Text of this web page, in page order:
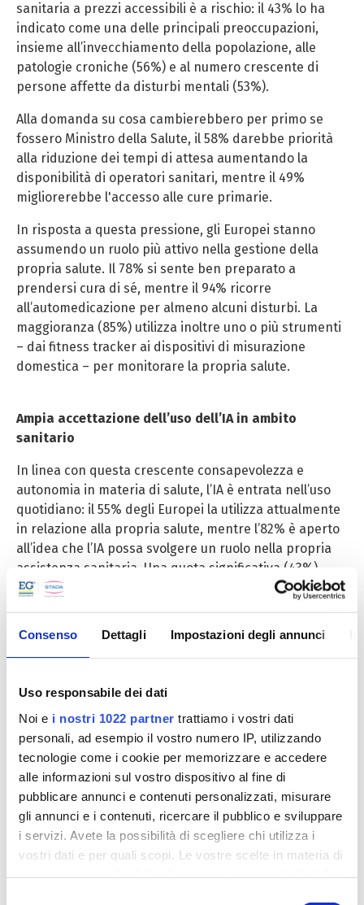
Consenso Dettagli Impostazioni degli annunci
Uso responsabile dei dati
Noi e i nostri 1022 partner trattiamo i vostri dati
personali, ad esempio il vostro numero IP, utilizzando
tecnologie come i cookie per memorizzare e accedere
alle informazioni sul vostro dispositivo al fine di
pubblicare annunci e contenuti personalizzati, misurare
gli annunci e i contenuti, ricercare il pubblico e sviluppare
i servizi. Avete la possibilità di scegliere chi utilizza i
vostri dati e per quali scopi. Le vostre scelte in materia di
sanitaria a prezzi accessibili è a rischio: il 43% lo ha
indicato come una delle principali preoccupazioni,
insieme all’invecchiamento della popolazione, alle
patologie croniche (56%) e al numero crescente di
persone affette da disturbi mentali (53%).
Alla domanda su cosa cambierebbero per primo se
fossero Ministro della Salute, il 58% darebbe priorità
alla riduzione dei tempi di attesa aumentando la
disponibilità di operatori sanitari, mentre il 49%
migliorerebbe l'accesso alle cure primarie.
In risposta a questa pressione, gli Europei stanno
assumendo un ruolo più attivo nella gestione della
propria salute. Il 78% si sente ben preparato a
prendersi cura di sé, mentre il 94% ricorre
all’automedicazione per almeno alcuni disturbi. La
maggioranza (85%) utilizza inoltre uno o più strumenti
– dai fitness tracker ai dispositivi di misurazione
domestica – per monitorare la propria salute.
Ampia accettazione dell’uso dell’IA in ambito
sanitario
In linea con questa crescente consapevolezza e
autonomia in materia di salute, l’IA è entrata nell’uso
quotidiano: il 55% degli Europei la utilizza attualmente
in relazione alla propria salute, mentre l’82% è aperto
all’idea che l’IA possa svolgere un ruolo nella propria
assistenza sanitaria. Una quota significativa (43%)
sarebbe persino disposta a rendere la propria cartella
prevenzione o il trattamento, mentre il 49% si fida già,
o sarebbe disposto a fidarsi, di una diagnosi fornita
“Il dibattito sui pazienti consapevoli e autonomi sta
accelerando, e l’IA sta spingendo questo sviluppo in
avanti a una velocità nettamente superiore,” spiega il
CEO STADA, Peter Goldschmidt. “Gli Europei non sono
più semplicemente pazienti in attesa in una fila. Sono
partecipanti attivi che combinano azione personale,
strumenti digitali e consulenza professionale in qualcosa
di nuovo. Tutti gli operatori del settore sanitario
dovranno adattarsi e agire in risposta a questi
cambiamenti”.